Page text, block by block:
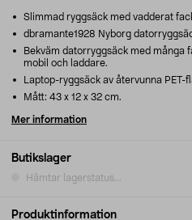
Butikslager
Hämtar lagerstatus...
Slimmad ryggsäck med vadderat
dbramante1928 Nyborg
Bekväm datorryggsäck med många
mobil och laddare.
Laptop-ryggsäck av återvunna PET-
Mått: 43 x 12 x 32 cm.
Mer information
Produktinformation